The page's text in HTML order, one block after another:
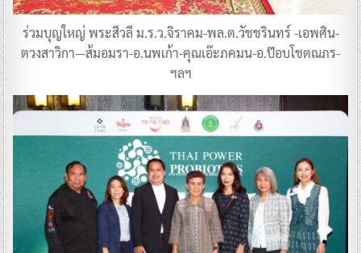
ร่วมบุญใหญ่ พระสีวลี ม.ร.ว.จิราคม-พล.ต.วัชชรินทร์ -เอพศิน-
ตวงสาวิกา—ส้มอมรา-อ.นพเก้า-คุณเอ๊ะภคมน-อ.ป๊อบโชตณภร-
ฯลฯ